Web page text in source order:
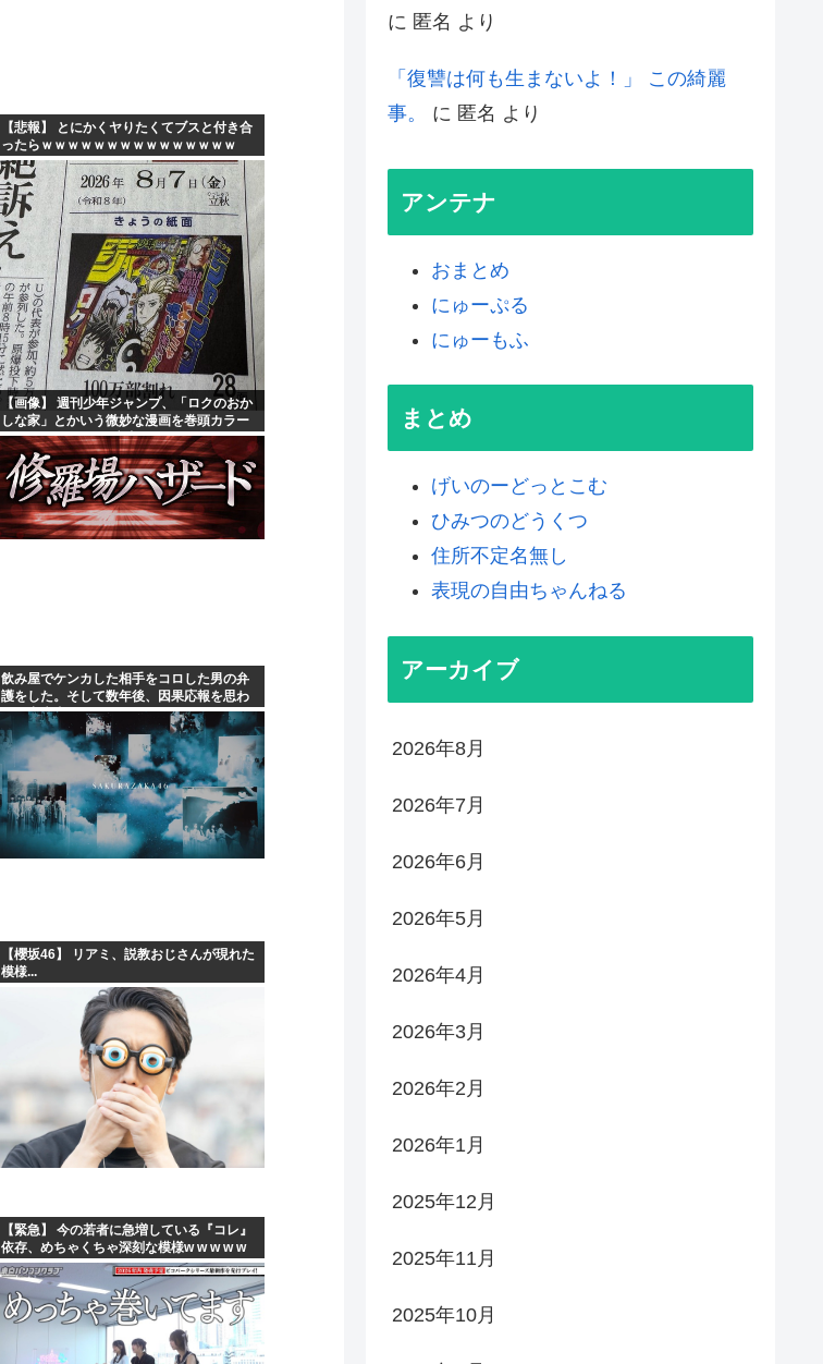
【悲報】 とにかくヤりたくてブスと付き合
ったらｗｗｗｗｗｗｗｗｗｗｗｗｗｗｗ
【画像】 週刊少年ジャンプ、「ロクのおか
しな家」とかいう微妙な漫画を巻頭カラー
にしたせいで100万部切る
飲み屋でケンカした相手をコロした男の弁
護をした。そして数年後、因果応報を思わ
せる出来事が…
【櫻坂46】 リアミ、説教おじさんが現れた
模様...
【緊急】 今の若者に急増している『コレ』
依存、めちゃくちゃ深刻な模様w w w w w
w w w w w
に 匿名 より
「復讐は何も生まないよ！」 この綺麗
事。
に 匿名 より
アンテナ
おまとめ
にゅーぷる
にゅーもふ
まとめ
げいのーどっとこむ
ひみつのどうくつ
住所不定名無し
表現の自由ちゃんねる
アーカイブ
2026年8月
2026年7月
2026年6月
2026年5月
2026年4月
2026年3月
2026年2月
2026年1月
2025年12月
2025年11月
2025年10月